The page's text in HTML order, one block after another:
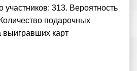
участников: 313. Вероятность
подарочных
карт